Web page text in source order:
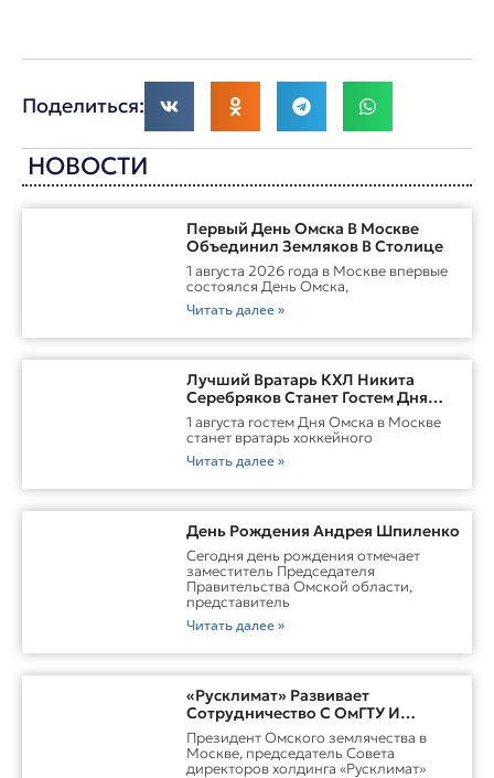
Поделиться:
НОВОСТИ
Первый День Омска В Москве
Объединил Земляков В Столице
1 августа 2026 года в Москве впервые
состоялся День Омска,
Читать далее »
Лучший Вратарь КХЛ Никита
Серебряков Станет Гостем Дня
Омска В Москве
1 августа гостем Дня Омска в Москве
станет вратарь хоккейного
Читать далее »
День Рождения Андрея Шпиленко
Cегодня день рождения отмечает
заместитель Председателя
Правительства Омской области,
представитель
Читать далее »
«Русклимат» Развивает
Сотрудничество С ОмГТУ И
Участвует В Обновлении
Городской Среды Омска
Президент Омского землячества в
Москве, председатель Совета
директоров холдинга «Русклимат»